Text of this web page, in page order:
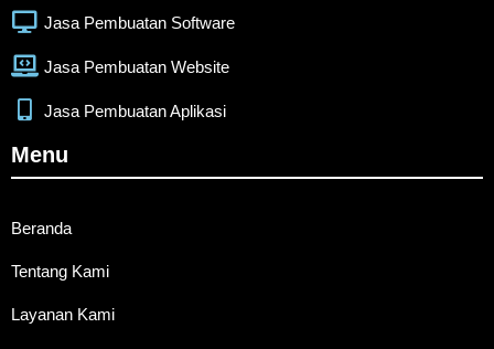
Jasa Pembuatan Software
Jasa Pembuatan Website
Jasa Pembuatan Aplikasi
Menu
Beranda
Tentang Kami
Layanan Kami